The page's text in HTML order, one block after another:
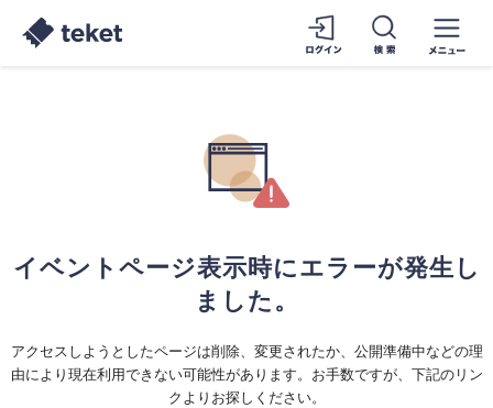
イベントページ表示時にエラーが発生し
ました。
アクセスしようとしたページは削除、変更されたか、公開準備中などの理
由により現在利用できない可能性があります。お手数ですが、下記のリン
クよりお探しください。